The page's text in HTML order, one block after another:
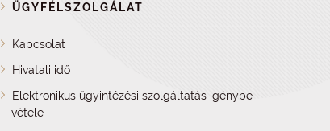
ÜGYFÉLSZOLGÁLAT
Kapcsolat
Hivatali idő
Elektronikus ügyintézési szolgáltatás igénybe
vétele